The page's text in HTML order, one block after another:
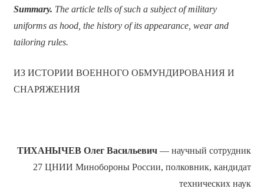
Summary. The article tells of such a subject of military
uniforms as hood, the history of its appearance, wear and
tailoring rules.
ИЗ ИСТОРИИ ВОЕННОГО ОБМУНДИРОВАНИЯ И
СНАРЯЖЕНИЯ
ТИХАНЫЧЕВ Олег Васильевич — научный сотрудник
27 ЦНИИ Минобороны России, полковник, кандидат
технических наук